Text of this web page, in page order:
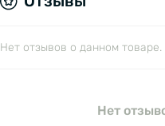
Нет отзывов о данном товаре.
Нет